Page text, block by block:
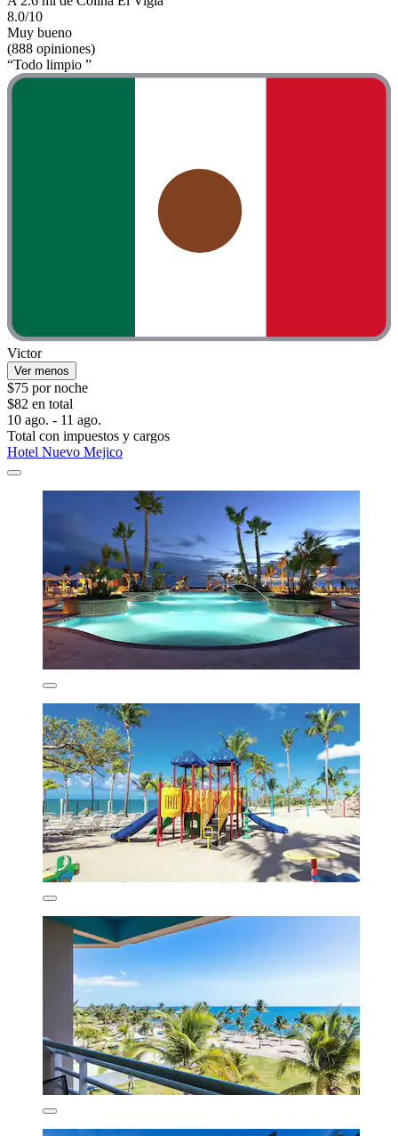
8.0/10
Muy bueno
(888 opiniones)
“Todo limpio ”
Victor
Ver menos
$75 por noche
$82 en total
10 ago. - 11 ago.
Total con impuestos y cargos
Hotel Nuevo Mejico